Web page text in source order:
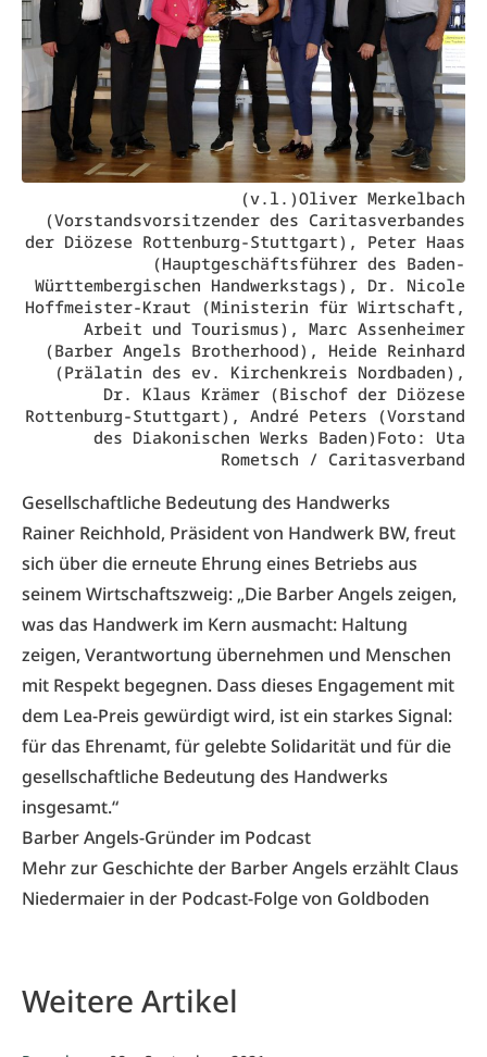
(v.l.)Oliver Merkelbach
(Vorstandsvorsitzender des Caritasverbandes
der Diözese Rottenburg-Stuttgart), Peter Haas
(Hauptgeschäftsführer des Baden-
Württembergischen Handwerkstags), Dr. Nicole
Hoffmeister-Kraut (Ministerin für Wirtschaft,
Arbeit und Tourismus), Marc Assenheimer
(Barber Angels Brotherhood), Heide Reinhard
(Prälatin des ev. Kirchenkreis Nordbaden),
Dr. Klaus Krämer (Bischof der Diözese
Rottenburg-Stuttgart), André Peters (Vorstand
des Diakonischen Werks Baden)Foto: Uta
Rometsch / Caritasverband
Gesellschaftliche Bedeutung des Handwerks
Rainer Reichhold, Präsident von Handwerk BW, freut
sich über die erneute Ehrung eines Betriebs aus
seinem Wirtschaftszweig: „Die Barber Angels zeigen,
was das Handwerk im Kern ausmacht: Haltung
zeigen, Verantwortung übernehmen und Menschen
mit Respekt begegnen. Dass dieses Engagement mit
dem Lea-Preis gewürdigt wird, ist ein starkes Signal:
für das Ehrenamt, für gelebte Solidarität und für die
gesellschaftliche Bedeutung des Handwerks
insgesamt.“
Barber Angels-Gründer im Podcast
Mehr zur Geschichte der Barber Angels erzählt Claus
Niedermaier in der Podcast-Folge von Goldboden
Weitere Artikel